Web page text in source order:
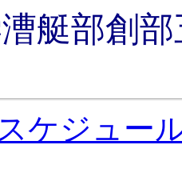
艇部創部
スケジュー